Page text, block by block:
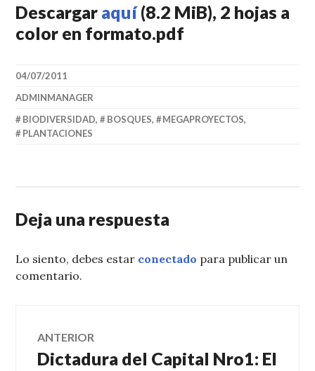
Descargar aquí(8.2 MiB), 2 hojas a
color en formato.pdf
04/07/2011
ADMINMANAGER
BIODIVERSIDAD, BOSQUES, MEGAPROYECTOS,
PLANTACIONES
Deja una respuesta
Lo siento, debes estar conectado para publicar un
comentario.
Navegación
ANTERIOR
Entrada
Dictadura del Capital Nro1: El